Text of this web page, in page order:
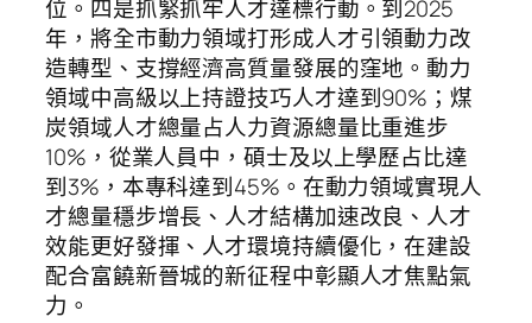
位。四是抓緊抓牢人才達標行動。到2025
年，將全市動力領域打形成人才引領動力改
造轉型、支撐經濟高質量發展的窪地。動力
領域中高級以上持證技巧人才達到90%；煤
炭領域人才總量占人力資源總量比重進步
10%，從業人員中，碩士及以上學歷占比達
到3%，本專科達到45%。在動力領域實現人
才總量穩步增長、人才結構加速改良、人才
效能更好發揮、人才環境持續優化，在建設
配合富饒新晉城的新征程中彰顯人才焦點氣
力。